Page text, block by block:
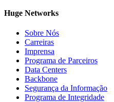
Huge Networks
Sobre Nós
Carreiras
Imprensa
Programa de Parceiros
Data Centers
Backbone
Segurança da Informação
Programa de Integridade